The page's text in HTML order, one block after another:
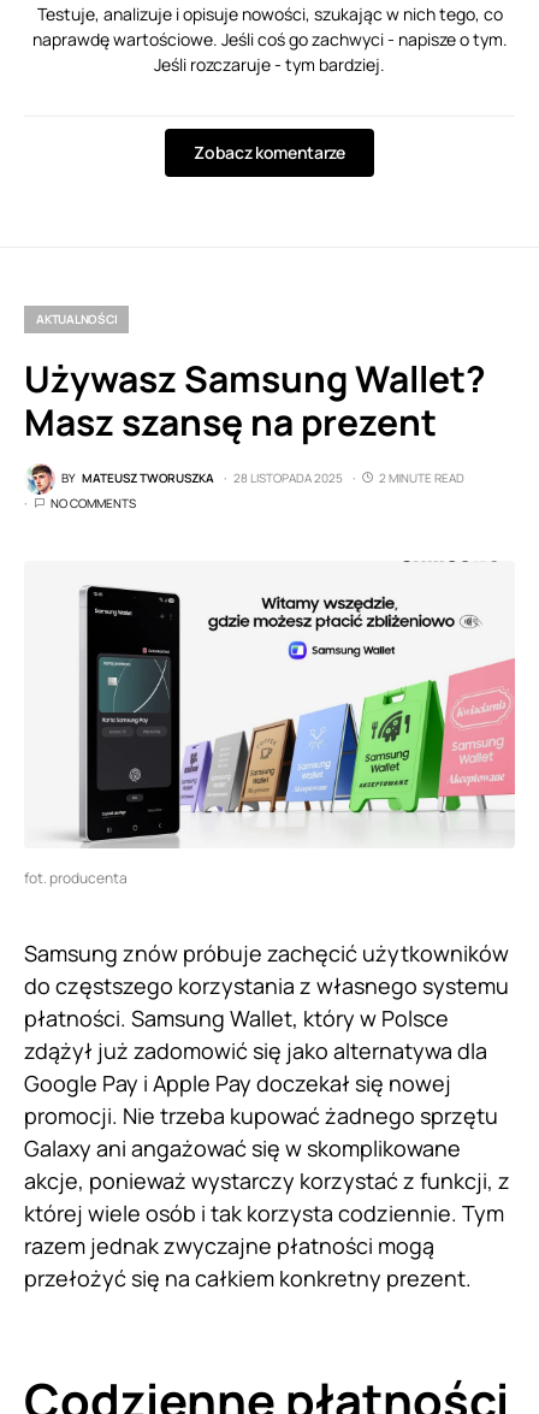
Testuje, analizuje i opisuje nowości, szukając w nich tego, co
naprawdę wartościowe. Jeśli coś go zachwyci - napisze o tym.
Jeśli rozczaruje - tym bardziej.
Zobacz komentarze
AKTUALNOŚCI
Używasz Samsung Wallet?
Masz szansę na prezent
BY MATEUSZ TWORUSZKA 28 LISTOPADA 2025
2 MINUTE READ
NO COMMENTS
fot. producenta
Samsung znów próbuje zachęcić użytkowników
do częstszego korzystania z własnego systemu
płatności. Samsung Wallet, który w Polsce
zdążył już zadomowić się jako alternatywa dla
Google Pay i Apple Pay doczekał się nowej
promocji. Nie trzeba kupować żadnego sprzętu
Galaxy ani angażować się w skomplikowane
akcje, ponieważ wystarczy korzystać z funkcji, z
której wiele osób i tak korzysta codziennie. Tym
razem jednak zwyczajne płatności mogą
przełożyć się na całkiem konkretny prezent.
Codzienne płatności